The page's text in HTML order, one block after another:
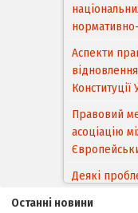
Аспекти
Правовий
асоціацію
Деякі
походження
Останні новини